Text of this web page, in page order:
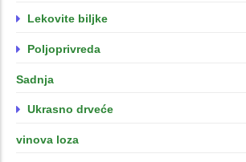
Lekovite biljke
Poljoprivreda
Sadnja
Ukrasno drveće
vinova loza